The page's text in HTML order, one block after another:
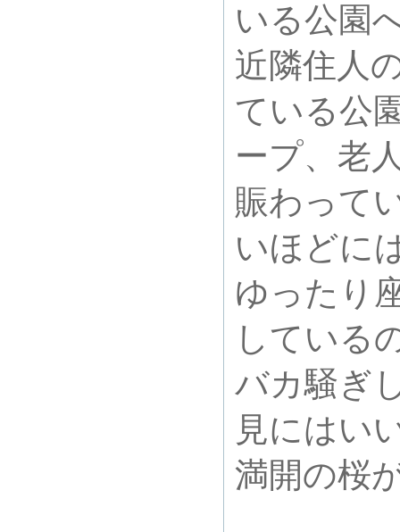
いる公園
近隣住人
ている公
ープ、老
賑わって
いほどに
ゆったり
している
バカ騒ぎ
見にはい
満開の桜